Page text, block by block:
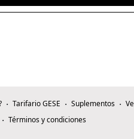
Tarifario GESE Suplementos
Términos y condiciones